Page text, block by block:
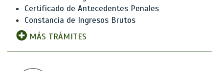
Certificado de Antecedentes Penales
Constancia de Ingresos Brutos
MÁS TRÁMITES